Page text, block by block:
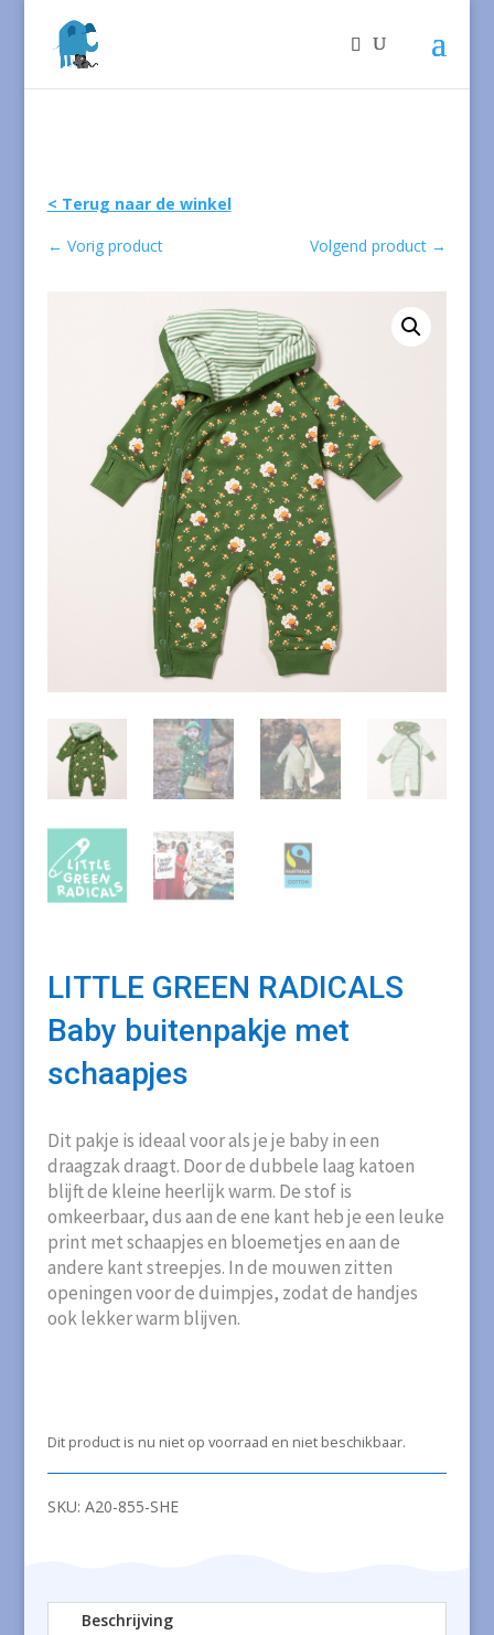
< Terug naar de winkel
← Vorig product Volgend product →
LITTLE GREEN RADICALS
Baby buitenpakje met
schaapjes
Dit pakje is ideaal voor als je je baby in een
draagzak draagt. Door de dubbele laag katoen
blijft de kleine heerlijk warm. De stof is
omkeerbaar, dus aan de ene kant heb je een leuke
print met schaapjes en bloemetjes en aan de
andere kant streepjes. In de mouwen zitten
openingen voor de duimpjes, zodat de handjes
ook lekker warm blijven.
Dit product is nu niet op voorraad en niet beschikbaar.
SKU: A20-855-SHE
Beschrijving